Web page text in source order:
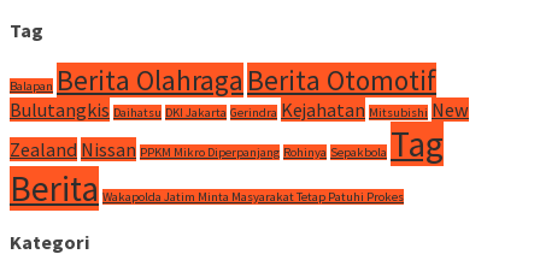
Tag
Balapan Berita Olahraga Berita Otomotif
Bulutangkis Daihatsu DKI Jakarta Gerindra Kejahatan Mitsubishi New
Zealand Nissan PPKM Mikro Diperpanjang Rohinya Sepakbola Tag
Berita Wakapolda Jatim Minta Masyarakat Tetap Patuhi Prokes
Kategori